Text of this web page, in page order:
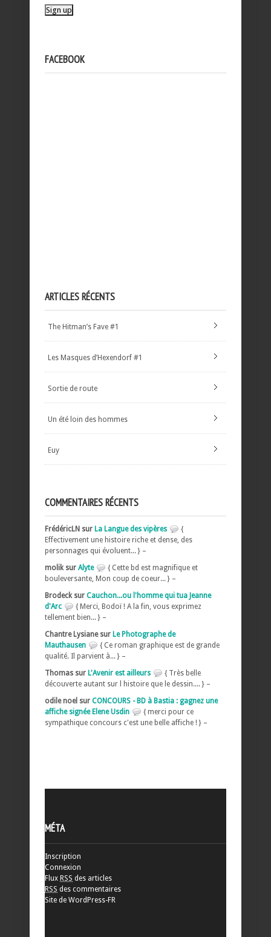
FACEBOOK
ARTICLES RÉCENTS
The Hitman’s Fave #1
Les Masques d’Hexendorf #1
Sortie de route
Un été loin des hommes
Euy
COMMENTAIRES RÉCENTS
FrédéricLN sur La Langue des vipères
{
Effectivement une histoire riche et dense, des
personnages qui évoluent... } –
molik sur Alyte
{ Cette bd est magnifique et
bouleversante, Mon coup de coeur... } –
Brodeck sur Cauchon...ou l'homme qui tua Jeanne
d'Arc
{ Merci, Bodoï ! A la fin, vous exprimez
tellement bien... } –
Chantre Lysiane sur Le Photographe de
Mauthausen
{ Ce roman graphique est de grande
qualité. Il parvient à... } –
Thomas sur L'Avenir est ailleurs
{ Très belle
découverte autant sur l histoire que le dessin.... } –
odile noel sur CONCOURS - BD à Bastia : gagnez une
affiche signée Elene Usdin
{ merci pour ce
sympathique concours c'est une belle affiche ! } –
MÉTA
Inscription
Connexion
Flux RSS des articles
RSS des commentaires
Site de WordPress-FR